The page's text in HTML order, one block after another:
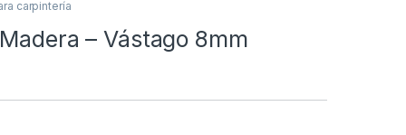
carpintería
– Vástago 8mm